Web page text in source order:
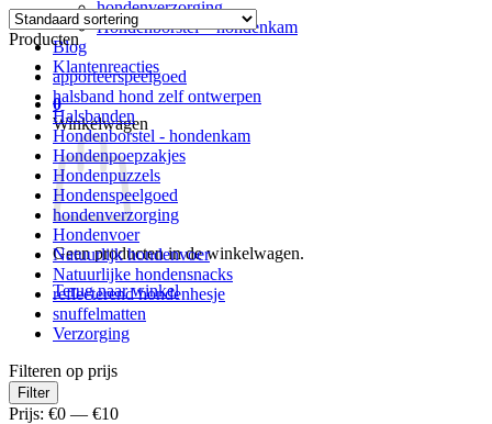
hondenverzorging
Hondenborstel – hondenkam
Blog
Klantenreacties
0
Winkelwagen
Geen producten in de winkelwagen.
Terug naar winkel
Producten
apporteerspeelgoed
halsband hond zelf ontwerpen
Halsbanden
Hondenborstel - hondenkam
Hondenpoepzakjes
Hondenpuzzels
Hondenspeelgoed
hondenverzorging
Hondenvoer
Natuurlijk hondenvoer
Natuurlijke hondensnacks
reflecterend hondenhesje
snuffelmatten
Verzorging
Filteren op prijs
Min.
prijs
Max.
prijs
Filter
Prijs: €0 — €10